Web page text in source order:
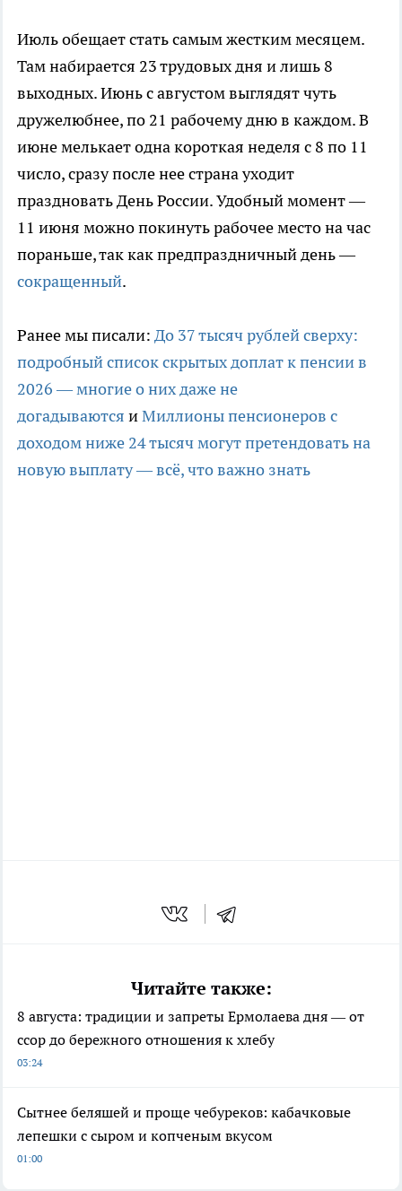
Июль обещает стать самым жестким месяцем.
Там набирается 23 трудовых дня и лишь 8
выходных. Июнь с августом выглядят чуть
дружелюбнее, по 21 рабочему дню в каждом. В
июне мелькает одна короткая неделя с 8 по 11
число, сразу после нее страна уходит
праздновать День России. Удобный момент —
11 июня можно покинуть рабочее место на час
пораньше, так как предпраздничный день —
сокращенный.
Ранее мы писали: До 37 тысяч рублей сверху:
подробный список скрытых доплат к пенсии в
2026 — многие о них даже не
догадываются иМиллионы пенсионеров с
доходом ниже 24 тысяч могут претендовать на
новую выплату — всё, что важно знать
Читайте также:
8 августа: традиции и запреты Ермолаева дня — от
ссор до бережного отношения к хлебу
03:24
Сытнее беляшей и проще чебуреков: кабачковые
лепешки с сыром и копченым вкусом
01:00